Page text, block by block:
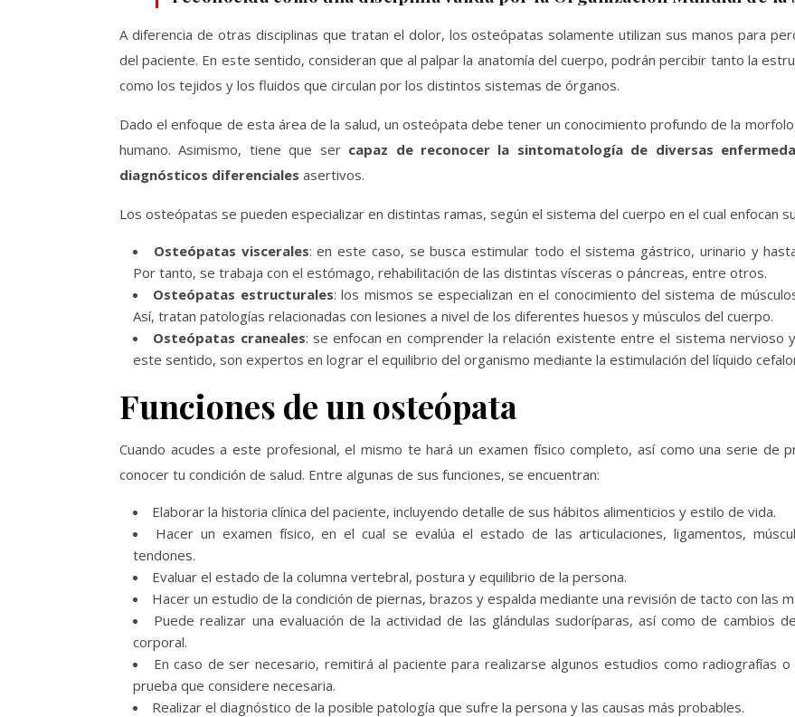
A diferencia de otras disciplinas que tratan el dolor, los osteópatas solamente utilizan sus manos para
del paciente. En este sentido, consideran que al palpar la anatomía del cuerpo, podrán percibir tanto la
como los tejidos y los fluidos que circulan por los distintos sistemas de órganos.
Dado el enfoque de esta área de la salud, un osteópata debe tener un conocimiento profundo de la
humano. Asimismo, tiene que sercapaz de reconocer la sintomatología de diversas
diagnósticos diferenciales asertivos.
Los osteópatas se pueden especializar en distintas ramas, según el sistema del cuerpo en el cual enfocan
Osteópatas viscerales: en este caso, se busca estimular todo el sistema gástrico, urinario y
Por tanto, se trabaja con el estómago, rehabilitación de las distintas vísceras o páncreas, entre otros.
Osteópatas estructurales: los mismos se especializan en el conocimiento del sistema de
Así, tratan patologías relacionadas con lesiones a nivel de los diferentes huesos y músculos del cuerpo.
Osteópatas craneales: se enfocan en comprender la relación existente entre el sistema nervioso
este sentido, son expertos en lograr el equilibrio del organismo mediante la estimulación del líquido
Funciones de un osteópata
Cuando acudes a este profesional, el mismo te hará un examen físico completo, así como una serie de
conocer tu condición de salud. Entre algunas de sus funciones, se encuentran:
Elaborar la historia clínica del paciente, incluyendo detalle de sus hábitos alimenticios y estilo de vida.
Hacer un examen físico, en el cual se evalúa el estado de las articulaciones, ligamentos,
tendones.
Evaluar el estado de la columna vertebral, postura y equilibrio de la persona.
Hacer un estudio de la condición de piernas, brazos y espalda mediante una revisión de tacto con las
Puede realizar una evaluación de la actividad de las glándulas sudoríparas, así como de cambios
corporal.
En caso de ser necesario, remitirá al paciente para realizarse algunos estudios como radiografías o
prueba que considere necesaria.
Realizar el diagnóstico de la posible patología que sufre la persona y las causas más probables.